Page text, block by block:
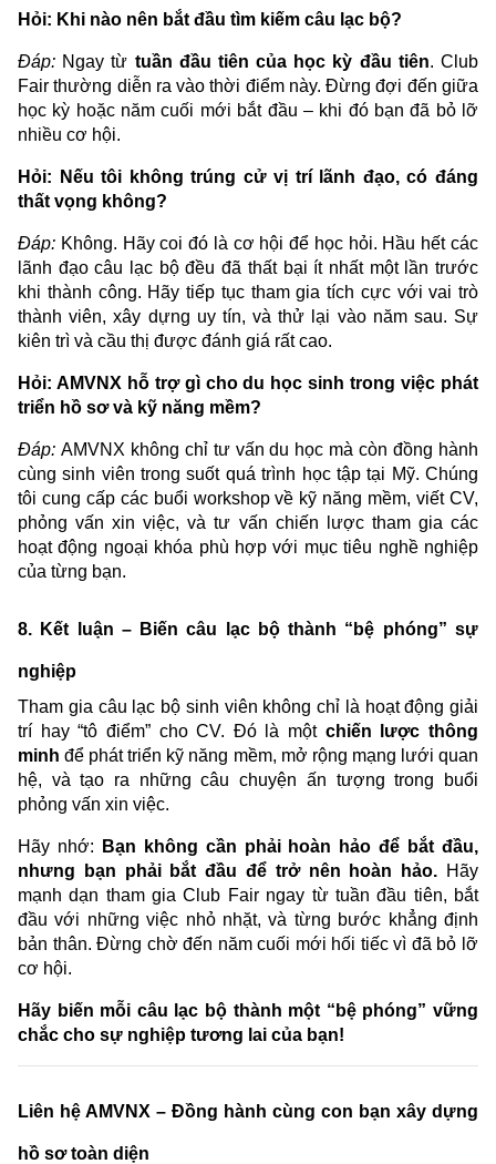
Hỏi: Khi nào nên bắt đầu tìm kiếm câu lạc bộ?
Đáp: Ngay từ tuần đầu tiên của học kỳ đầu tiên. Club
Fair thường diễn ra vào thời điểm này. Đừng đợi đến giữa
học kỳ hoặc năm cuối mới bắt đầu – khi đó bạn đã bỏ lỡ
nhiều cơ hội.
Hỏi: Nếu tôi không trúng cử vị trí lãnh đạo, có đáng
thất vọng không?
Đáp: Không. Hãy coi đó là cơ hội để học hỏi. Hầu hết các
lãnh đạo câu lạc bộ đều đã thất bại ít nhất một lần trước
khi thành công. Hãy tiếp tục tham gia tích cực với vai trò
thành viên, xây dựng uy tín, và thử lại vào năm sau. Sự
kiên trì và cầu thị được đánh giá rất cao.
Hỏi: AMVNX hỗ trợ gì cho du học sinh trong việc phát
triển hồ sơ và kỹ năng mềm?
Đáp: AMVNX không chỉ tư vấn du học mà còn đồng hành
cùng sinh viên trong suốt quá trình học tập tại Mỹ. Chúng
tôi cung cấp các buổi workshop về kỹ năng mềm, viết CV,
phỏng vấn xin việc, và tư vấn chiến lược tham gia các
hoạt động ngoại khóa phù hợp với mục tiêu nghề nghiệp
của từng bạn.
8. Kết luận – Biến câu lạc bộ thành “bệ phóng” sự
nghiệp
Tham gia câu lạc bộ sinh viên không chỉ là hoạt động giải
trí hay “tô điểm” cho CV. Đó là một chiến lược thông
minh để phát triển kỹ năng mềm, mở rộng mạng lưới quan
hệ, và tạo ra những câu chuyện ấn tượng trong buổi
phỏng vấn xin việc.
Hãy nhớ:
Bạn không cần phải hoàn hảo để bắt đầu,
nhưng bạn phải bắt đầu để trở nên hoàn hảo. Hãy
mạnh dạn tham gia Club Fair ngay từ tuần đầu tiên, bắt
đầu với những việc nhỏ nhặt, và từng bước khẳng định
bản thân. Đừng chờ đến năm cuối mới hối tiếc vì đã bỏ lỡ
cơ hội.
Hãy biến mỗi câu lạc bộ thành một “bệ phóng” vững
chắc cho sự nghiệp tương lai của bạn!
Liên hệ AMVNX – Đồng hành cùng con bạn xây dựng
hồ sơ toàn diện